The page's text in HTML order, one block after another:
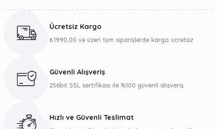
Görüş ve önerileriniz için teşekkür ederiz.
Ürün bilgilerinde hatalar bulunuyor.
Ücretsiz Kargo
₺1990,00 ve üzeri tüm siparişlerde kargo ücretsiz
Güvenli Alışveriş
256bit SSL sertifikası ile %100 güvenli alışveriş
Hızlı ve Güvenli Teslimat